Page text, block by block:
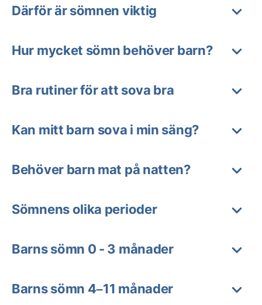
Därför är sömnen viktig
Hur mycket sömn behöver barn?
Bra rutiner för att sova bra
Kan mitt barn sova i min säng?
Behöver barn mat på natten?
Sömnens olika perioder
Barns sömn 0 - 3 månader
Barns sömn 4–11 månader